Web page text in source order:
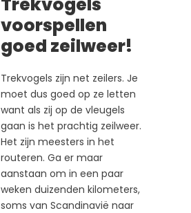
voorspellen
goed zeilweer!
Trekvogels zijn net zeilers. Je
moet dus goed op ze letten
want als zij op de vleugels
gaan is het prachtig zeilweer.
Het zijn meesters in het
routeren. Ga er maar
aanstaan om in een paar
weken duizenden kilometers,
soms van Scandinavië naar